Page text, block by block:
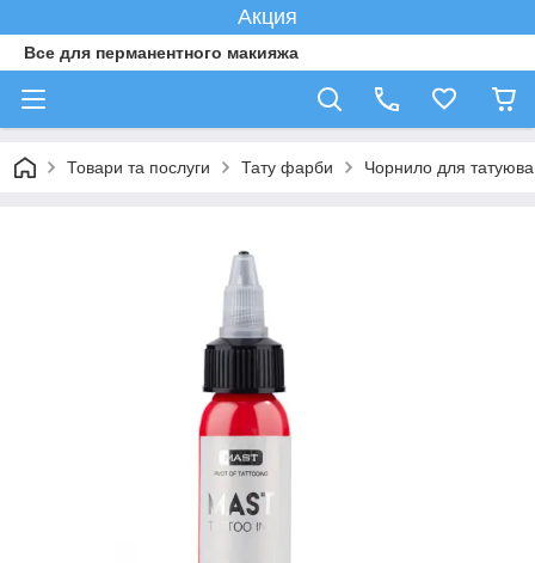
Акция
Все для перманентного макияжа
Товари та послуги Тату фарби Чорнило для